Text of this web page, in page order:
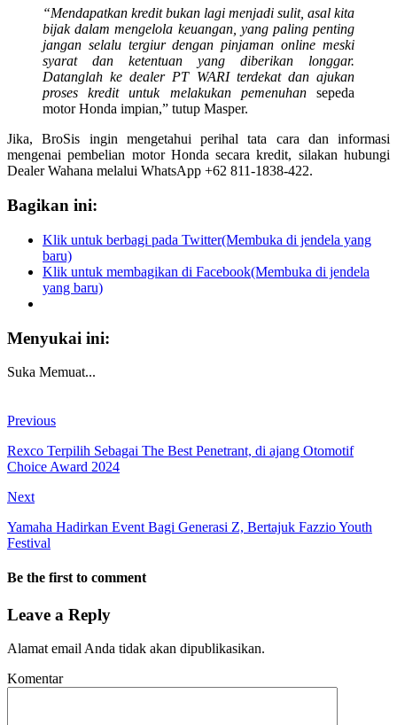
“Mendapatkan kredit bukan lagi menjadi sulit, asal kita
bijak dalam mengelola keuangan, yang paling penting
jangan selalu tergiur dengan pinjaman online meski
syarat dan ketentuan yang diberikan longgar.
Datanglah ke dealer PT WARI terdekat dan ajukan
proses kredit untuk melakukan pemenuhansepeda
motor Honda impian,” tutup Masper.
Jika, BroSis ingin mengetahui perihal tata cara dan informasi
mengenai pembelian motor Honda secara kredit, silakan hubungi
Dealer Wahana melalui WhatsApp +62 811-1838-422.
Bagikan ini:
Klik untuk berbagi pada Twitter(Membuka di jendela yang
baru)
Klik untuk membagikan di Facebook(Membuka di jendela
yang baru)
Menyukai ini:
Suka Memuat...
Previous
Rexco Terpilih Sebagai The Best Penetrant, di ajang Otomotif
Choice Award 2024
Next
Yamaha Hadirkan Event Bagi Generasi Z, Bertajuk Fazzio Youth
Festival
Be the first to comment
Leave a Reply
Alamat email Anda tidak akan dipublikasikan.
Komentar